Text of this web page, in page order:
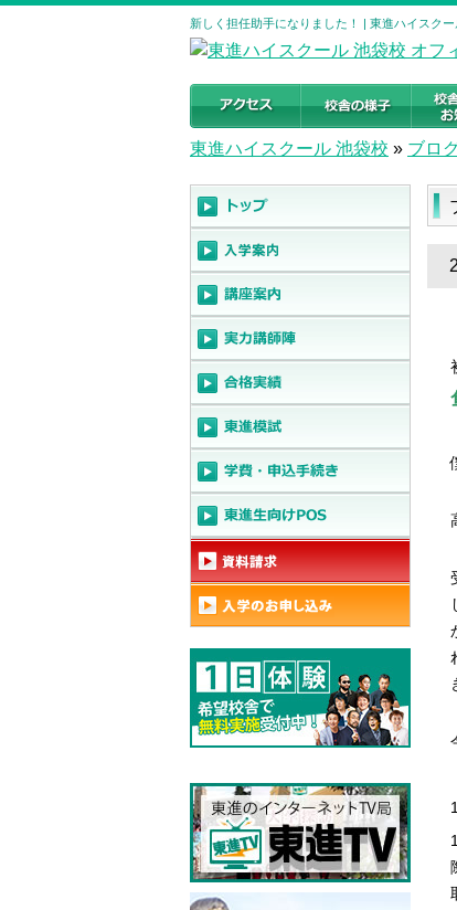
新しく担任助手になりました！ | 東進ハイスク
東進ハイスクール 池袋校 » ブロ